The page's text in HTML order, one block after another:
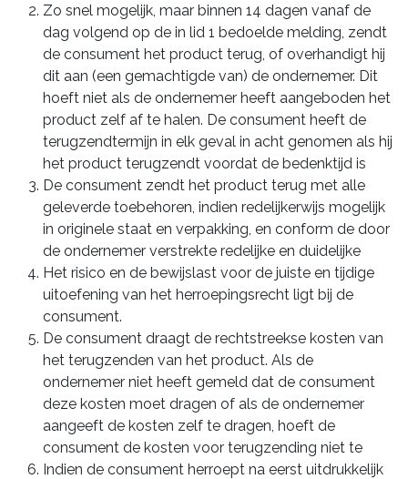
Zo snel mogelijk, maar binnen 14 dagen vanaf de
dag volgend op de in lid 1 bedoelde melding, zendt
de consument het product terug, of overhandigt hij
dit aan (een gemachtigde van) de ondernemer. Dit
hoeft niet als de ondernemer heeft aangeboden het
product zelf af te halen. De consument heeft de
terugzendtermijn in elk geval in acht genomen als hij
het product terugzendt voordat de bedenktijd is
De consument zendt het product terug met alle
geleverde toebehoren, indien redelijkerwijs mogelijk
in originele staat en verpakking, en conform de door
de ondernemer verstrekte redelijke en duidelijke
Het risico en de bewijslast voor de juiste en tijdige
uitoefening van het herroepingsrecht ligt bij de
consument.
De consument draagt de rechtstreekse kosten van
het terugzenden van het product. Als de
ondernemer niet heeft gemeld dat de consument
deze kosten moet dragen of als de ondernemer
aangeeft de kosten zelf te dragen, hoeft de
consument de kosten voor terugzending niet te
Indien de consument herroept na eerst uitdrukkelijk